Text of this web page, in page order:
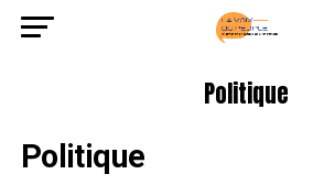
Politique
Politique